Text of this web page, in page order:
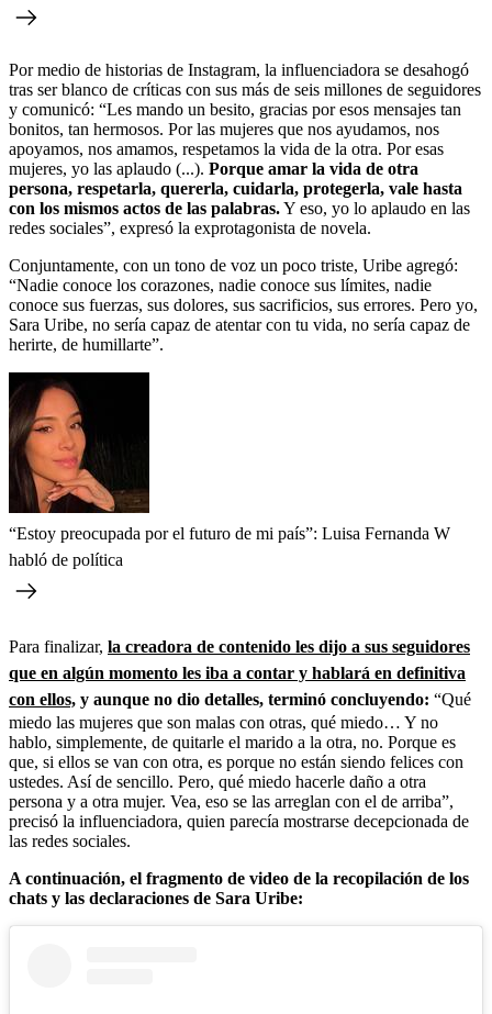
Por medio de historias de Instagram, la influenciadora se desahogó
tras ser blanco de críticas con sus más de seis millones de seguidores
y comunicó: “Les mando un besito, gracias por esos mensajes tan
bonitos, tan hermosos. Por las mujeres que nos ayudamos, nos
apoyamos, nos amamos, respetamos la vida de la otra. Por esas
mujeres, yo las aplaudo (...). Porque amar la vida de otra
persona, respetarla, quererla, cuidarla, protegerla, vale hasta
con los mismos actos de las palabras.Y eso, yo lo aplaudo en las
redes sociales”, expresó la exprotagonista de novela.
Conjuntamente, con un tono de voz un poco triste, Uribe agregó:
“Nadie conoce los corazones, nadie conoce sus límites, nadie
conoce sus fuerzas, sus dolores, sus sacrificios, sus errores. Pero yo,
Sara Uribe, no sería capaz de atentar con tu vida, no sería capaz de
herirte, de humillarte”.
“Estoy preocupada por el futuro de mi país”: Luisa Fernanda W
habló de política
Para finalizar, la creadora de contenido les dijo a sus seguidores
que en algún momento les iba a contar y hablará en definitiva
con ellos, y aunque no dio detalles, terminó concluyendo: “Qué
miedo las mujeres que son malas con otras, qué miedo… Y no
hablo, simplemente, de quitarle el marido a la otra, no. Porque es
que, si ellos se van con otra, es porque no están siendo felices con
ustedes. Así de sencillo. Pero, qué miedo hacerle daño a otra
persona y a otra mujer. Vea, eso se las arreglan con el de arriba”,
precisó la influenciadora, quien parecía mostrarse decepcionada de
las redes sociales.
A continuación, el fragmento de video de la recopilación de los
chats y las declaraciones de Sara Uribe: